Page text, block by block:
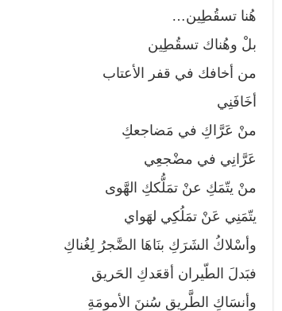
هُنا تسقُطِين…
بلْ وهُناك تسقُطِين
من أخافك في قفر الأعتاب
أخَافَنِي
منْ عَرَّاكِ في مَضاجعكِ
عَرَّانِي في مضْجعِي
منْ يتّمَكِ عنْ تمَلُّككِ الهَّوى
يتّمَنِي عَنْ تمَلُكِي لهَواي
وأسْلاكُ الشَرَكِ بنَاهَا الضَّجرُ لِغُناكِ
فبَدلَ الطّيران أقعَدكِ الحَريق
وأنسَاكِ الطَّريق سُننَ الأمومَةِ